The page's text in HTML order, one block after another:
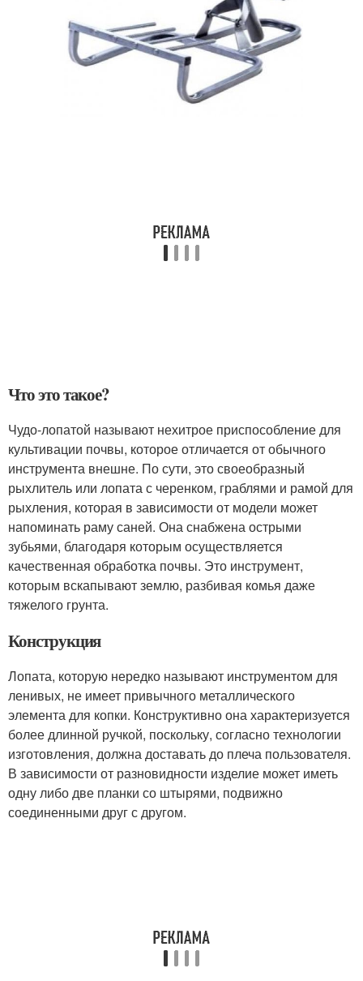
Что это такое?
Чудо-лопатой называют нехитрое приспособление для
культивации почвы, которое отличается от обычного
инструмента внешне. По сути, это своеобразный
рыхлитель или лопата с черенком, граблями и рамой для
рыхления, которая в зависимости от модели может
напоминать раму саней. Она снабжена острыми
зубьями, благодаря которым осуществляется
качественная обработка почвы. Это инструмент,
которым вскапывают землю, разбивая комья даже
тяжелого грунта.
Конструкция
Лопата, которую нередко называют инструментом для
ленивых, не имеет привычного металлического
элемента для копки. Конструктивно она характеризуется
более длинной ручкой, поскольку, согласно технологии
изготовления, должна доставать до плеча пользователя.
В зависимости от разновидности изделие может иметь
одну либо две планки со штырями, подвижно
соединенными друг с другом.